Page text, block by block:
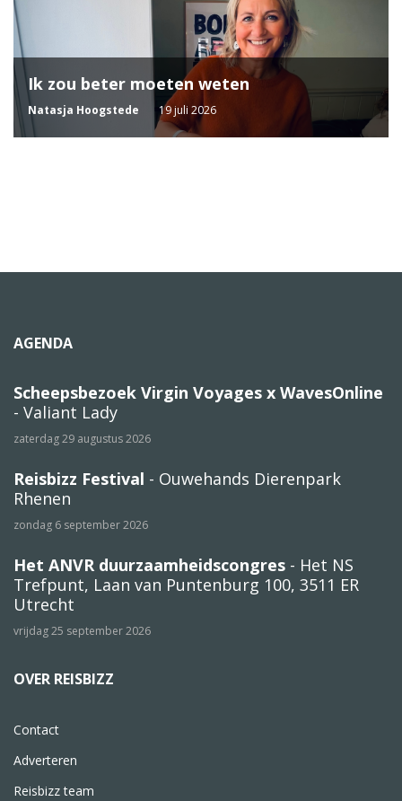
Ik zou beter moeten weten
Natasja Hoogstede 19 juli 2026
AGENDA
Scheepsbezoek Virgin Voyages x WavesOnline
- Valiant Lady
zaterdag 29 augustus 2026
Reisbizz Festival - Ouwehands Dierenpark
Rhenen
zondag 6 september 2026
Het ANVR duurzaamheidscongres - Het NS
Trefpunt, Laan van Puntenburg 100, 3511 ER
Utrecht
vrijdag 25 september 2026
OVER REISBIZZ
Contact
Adverteren
Reisbizz team